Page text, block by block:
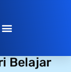
Belajar